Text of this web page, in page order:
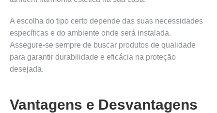
A escolha do tipo certo depende das suas necessidades
específicas e do ambiente onde será instalada.
Assegure-se sempre de buscar produtos de qualidade
para garantir durabilidade e eficácia na proteção
desejada.
Vantagens e Desvantagens